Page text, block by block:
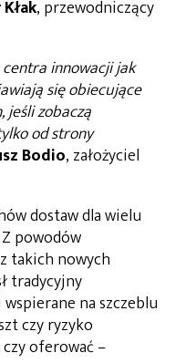
, przewodniczący
innowacji jak
się obiecujące
zobaczą
od strony
Bodio, założyciel
dostaw dla wielu
powodów
takich nowych
tradycyjny
na szczeblu
czy ryzyko
oferować –